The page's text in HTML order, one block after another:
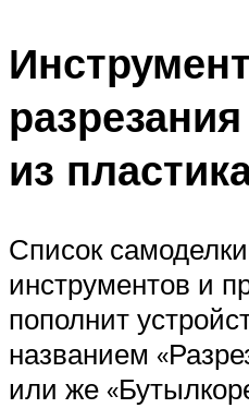
из
Список
инструментов и
пополнит
названием
или же